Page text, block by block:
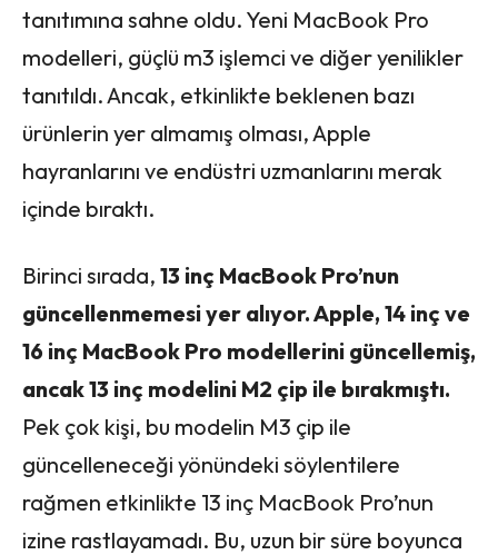
tanıtımına sahne oldu. Yeni MacBook Pro
modelleri, güçlü m3 işlemci ve diğer yenilikler
tanıtıldı. Ancak, etkinlikte beklenen bazı
ürünlerin yer almamış olması, Apple
hayranlarını ve endüstri uzmanlarını merak
içinde bıraktı.
Birinci sırada, 13 inç MacBook Pro’nun
güncellenmemesi yer alıyor. Apple, 14 inç ve
16 inç MacBook Pro modellerini güncellemiş,
ancak 13 inç modelini M2 çip ile bırakmıştı.
Pek çok kişi, bu modelin M3 çip ile
güncelleneceği yönündeki söylentilere
rağmen etkinlikte 13 inç MacBook Pro’nun
izine rastlayamadı. Bu, uzun bir süre boyunca